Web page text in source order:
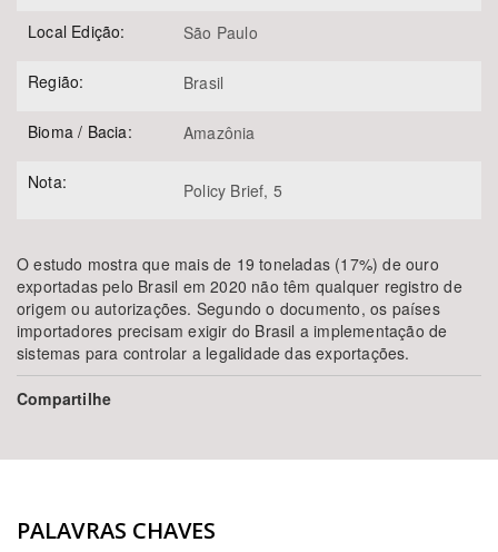
Local Edição: São Paulo
Região: Brasil
Bioma / Bacia: Amazônia
Nota: Policy Brief, 5
O estudo mostra que mais de 19 toneladas (17%) de ouro
exportadas pelo Brasil em 2020 não têm qualquer registro de
origem ou autorizações. Segundo o documento, os países
importadores precisam exigir do Brasil a implementação de
sistemas para controlar a legalidade das exportações.
Compartilhe
PALAVRAS CHAVES